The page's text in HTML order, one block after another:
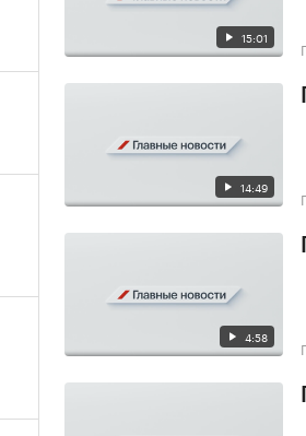
15:01
14:49
4:58